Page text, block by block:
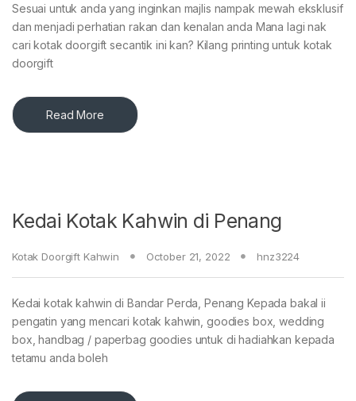
Sesuai untuk anda yang inginkan majlis nampak mewah eksklusif
dan menjadi perhatian rakan dan kenalan anda Mana lagi nak
cari kotak doorgift secantik ini kan? Kilang printing untuk kotak
doorgift
Read More
Kedai Kotak Kahwin di Penang
Kotak Doorgift Kahwin October 21, 2022 hnz3224
Kedai kotak kahwin di Bandar Perda, Penang Kepada bakal ii
pengatin yang mencari kotak kahwin, goodies box, wedding
box, handbag / paperbag goodies untuk di hadiahkan kepada
tetamu anda boleh